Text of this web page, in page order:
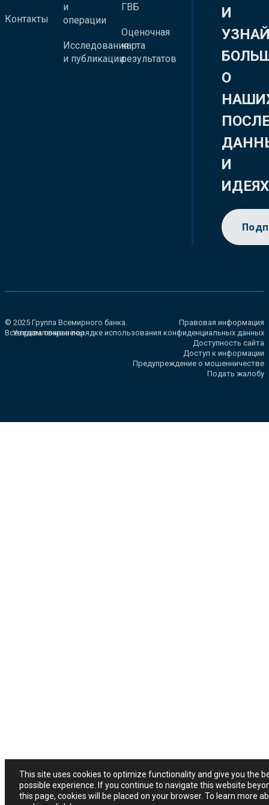
Контакты
и
операции
Исследования
и публикации
ГВБ
Оценочная
карта
результатов
И
О
И
ИДЕЯХ
© 2025 Группа Всемирного банка.
Все права сохранены.
Правовая информация
Уведомление о порядке использования конфиденциальных данных
Доступность сайта
Доступ к информации
Предупреждение о мошенничестве
Подать жалобу
This site uses cookies to optimize functionality and give you the
possible experience. If you continue to navigate this website
this page, cookies will be placed on your browser. To learn more